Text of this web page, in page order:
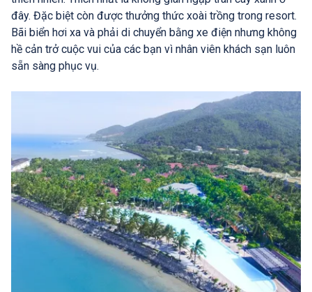
đây. Đặc biệt còn được thưởng thức xoài trồng trong resort.
Bãi biển hơi xa và phải di chuyển bằng xe điện nhưng không
hề cản trở cuộc vui của các bạn vì nhân viên khách sạn luôn
sẵn sàng phục vụ.